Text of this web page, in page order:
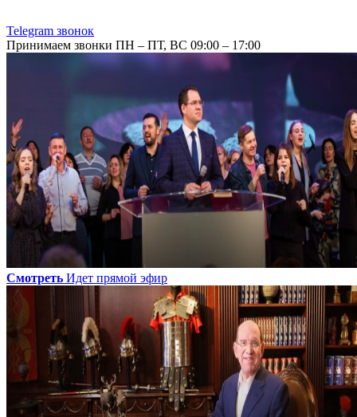
Telegram звонок
Принимаем звонки ПН – ПТ, ВС 09:00 – 17:00
Смотреть Идет прямой эфир